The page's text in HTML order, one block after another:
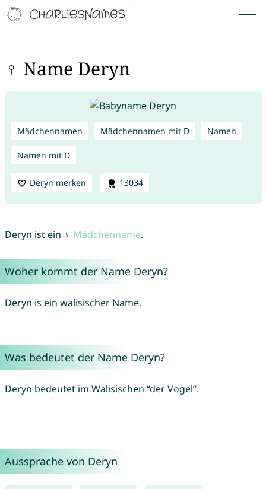
♀ Name Deryn
Mädchennamen Mädchennamen mit D Namen
Namen mit D
Deryn merken 13034
Deryn ist ein ♀ Mädchenname.
Woher kommt der Name Deryn?
Deryn is ein walisischer Name.
Was bedeutet der Name Deryn?
Deryn bedeutet im Walisischen “der Vogel”.
Aussprache von Deryn